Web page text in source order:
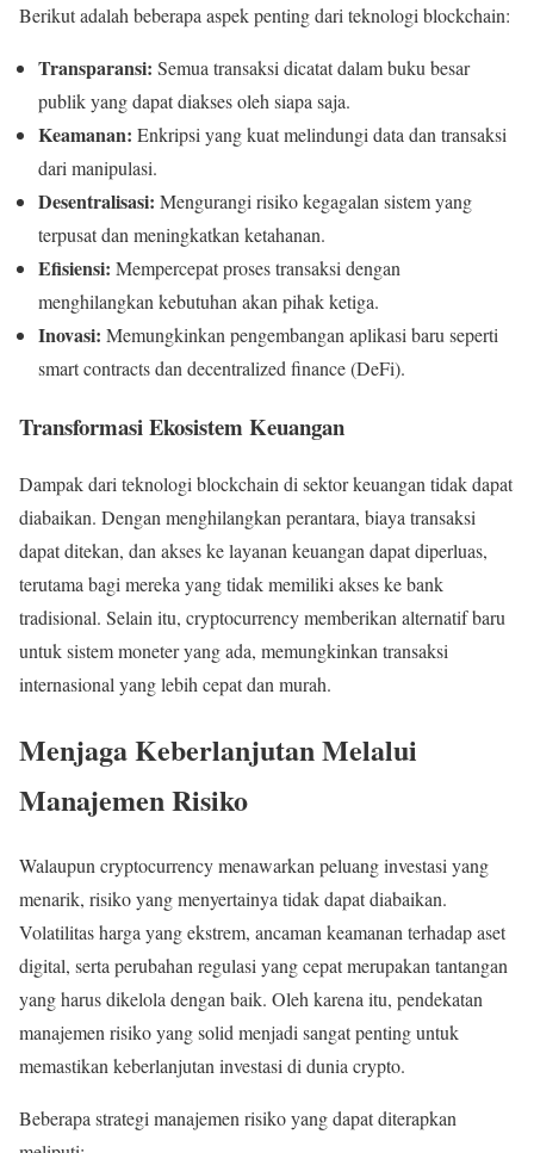
Berikut adalah beberapa aspek penting dari teknologi blockchain:
Transparansi: Semua transaksi dicatat dalam buku besar
publik yang dapat diakses oleh siapa saja.
Keamanan: Enkripsi yang kuat melindungi data dan transaksi
dari manipulasi.
Desentralisasi: Mengurangi risiko kegagalan sistem yang
terpusat dan meningkatkan ketahanan.
Efisiensi: Mempercepat proses transaksi dengan
menghilangkan kebutuhan akan pihak ketiga.
Inovasi: Memungkinkan pengembangan aplikasi baru seperti
smart contracts dan decentralized finance (DeFi).
Transformasi Ekosistem Keuangan
Dampak dari teknologi blockchain di sektor keuangan tidak dapat
diabaikan. Dengan menghilangkan perantara, biaya transaksi
dapat ditekan, dan akses ke layanan keuangan dapat diperluas,
terutama bagi mereka yang tidak memiliki akses ke bank
tradisional. Selain itu, cryptocurrency memberikan alternatif baru
untuk sistem moneter yang ada, memungkinkan transaksi
internasional yang lebih cepat dan murah.
Menjaga Keberlanjutan Melalui
Manajemen Risiko
Walaupun cryptocurrency menawarkan peluang investasi yang
menarik, risiko yang menyertainya tidak dapat diabaikan.
Volatilitas harga yang ekstrem, ancaman keamanan terhadap aset
digital, serta perubahan regulasi yang cepat merupakan tantangan
yang harus dikelola dengan baik. Oleh karena itu, pendekatan
manajemen risiko yang solid menjadi sangat penting untuk
memastikan keberlanjutan investasi di dunia crypto.
Beberapa strategi manajemen risiko yang dapat diterapkan